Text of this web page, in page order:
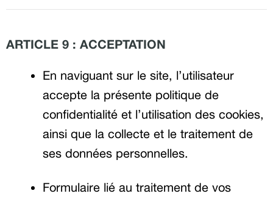
ARTICLE 9 : ACCEPTATION
En naviguant sur le site, l’utilisateur
accepte la présente politique de
confidentialité et l’utilisation des cookies,
ainsi que la collecte et le traitement de
ses données personnelles.
Formulaire lié au traitement de vos